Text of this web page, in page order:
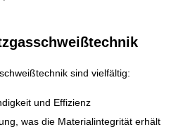
sind vielfältig:
und Effizienz
was die Materialintegrität erhält